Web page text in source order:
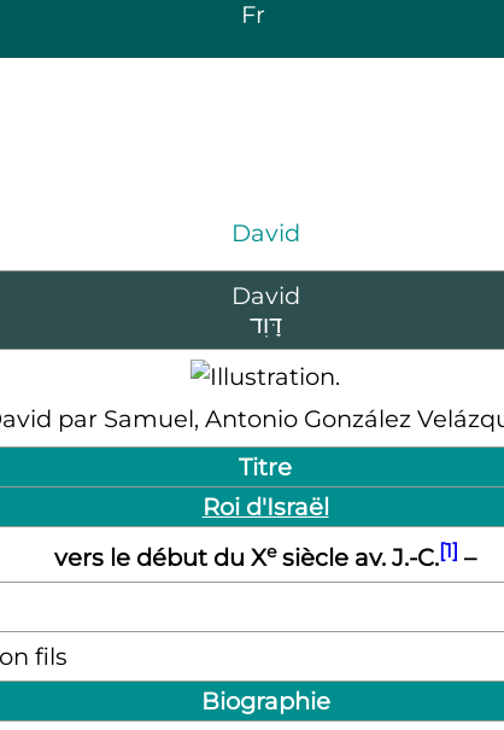
Fr
David
David
דָּוִד
par Samuel, Antonio González
Titre
Roi d'Israël
vers le début du Xesiècle av. J.-C.[1] –
fils
Biographie